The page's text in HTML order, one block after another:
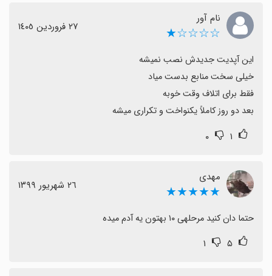
نام آور
☆☆☆☆★ ٢٧ فروردین ١٤٠٥
بعد دو روز کاملاً یکنواخت و تکراری میشه
۱ ۰
مهدی
★★★★★ ٢٦ شهریور ١٣٩٩
حتما دان کنید مرحلهی ۱۰ بهتون یه آدم میده
۵ ۱